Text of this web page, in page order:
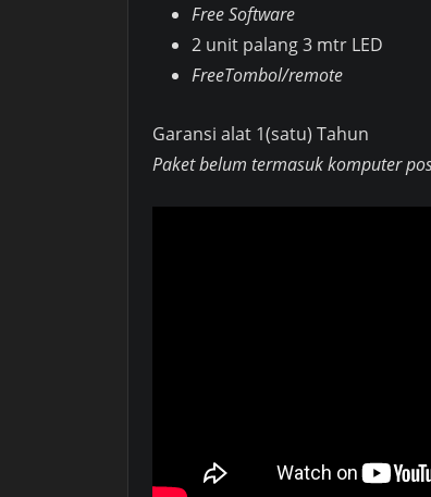
Free Software
2 unit palang 3 mtr LED
FreeTombol/remote
Garansi alat 1(satu) Tahun
Paket belum termasuk komputer